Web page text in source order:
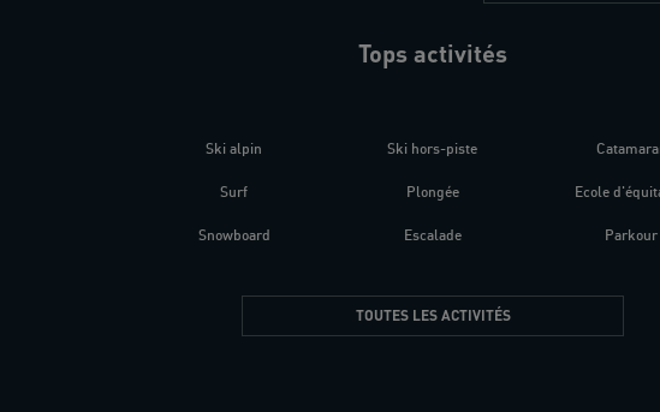
Tops activités
Ski alpin
Surf
Snowboard
Ski hors-piste
Plongée
Escalade
Ecole
Parkour
TOUTES LES ACTIVITÉS